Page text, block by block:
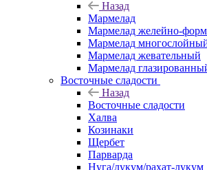
Назад
Мармелад
Мармелад желейно-
Мармелад
Мармелад жевательный
Мармелад
Восточные сладости
Назад
Восточные сладости
Халва
Козинаки
Щербет
Парварда
Нуга/лукум/рахат-лукум